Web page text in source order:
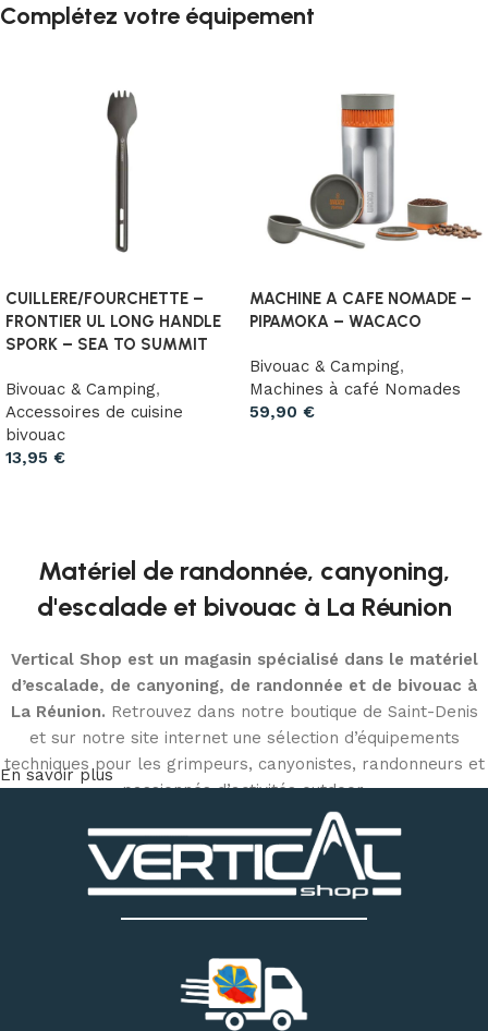
Complétez votre équipement
CUILLERE/FOURCHETTE –
FRONTIER UL LONG HANDLE
SPORK – SEA TO SUMMIT
Bivouac & Camping,
Accessoires de cuisine
bivouac
13,95 €
MACHINE A CAFE NOMADE –
PIPAMOKA – WACACO
Bivouac & Camping,
Machines à café Nomades
59,90 €
Matériel de randonnée, canyoning,
d'escalade et bivouac à La Réunion
Vertical Shop est un magasin spécialisé dans le matériel
d’escalade, de canyoning, de randonnée et de bivouac à
La Réunion. Retrouvez dans notre boutique de Saint-Denis
et sur notre site internet une sélection d’équipements
techniques pour les grimpeurs, canyonistes, randonneurs et
passionnés d’activités outdoor.
Découvrez notre matériel d’escalade et de canyoning
chaussons d’escalade, baudriers, cordes, mousquetons,
descendeurs, systèmes d’assurage, casques, sacs
techniques et accessoires. Notre magasin dispose
modèles de chaussons selon votre pratique et la forme de
votre pied.
En savoir plus